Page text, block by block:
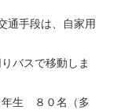
段は、自家用
で移動しま
生 ８０名（多